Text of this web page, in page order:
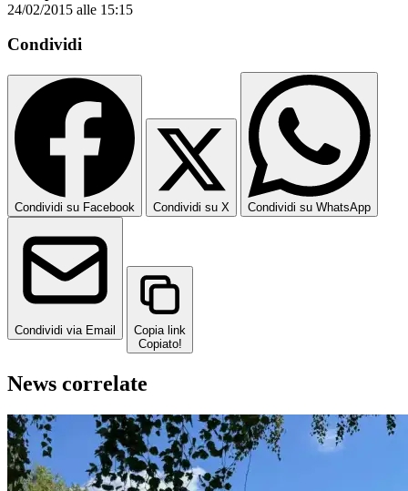
24/02/2015 alle 15:15
Condividi
Condividi su Facebook Condividi su X Condividi su WhatsApp
Condividi via Email
Copia link
Copiato!
News correlate